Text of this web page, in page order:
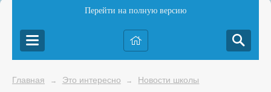
Перейти на полную версию
Главная → Это интересно → Новости школы